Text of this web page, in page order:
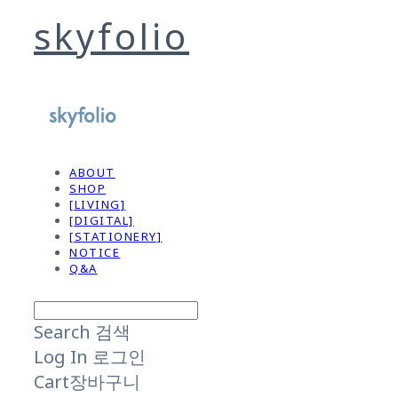
skyfolio
ABOUT
SHOP
[LIVING]
[DIGITAL]
[STATIONERY]
NOTICE
Q&A
Search 검색
Log In 로그인
Cart장바구니